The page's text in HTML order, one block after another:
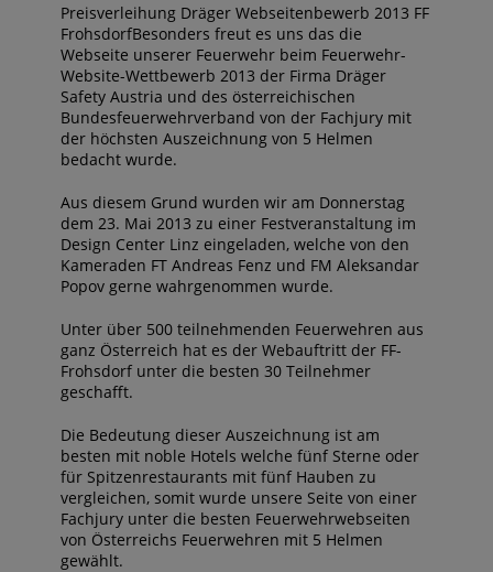
Preisverleihung Dräger Webseitenbewerb 2013 FF
FrohsdorfBesonders freut es uns das die
Webseite unserer Feuerwehr beim Feuerwehr-
Website-Wettbewerb 2013 der Firma Dräger
Safety Austria und des österreichischen
Bundesfeuerwehrverband von der Fachjury mit
der höchsten Auszeichnung von 5 Helmen
bedacht wurde.
Aus diesem Grund wurden wir am Donnerstag
dem 23. Mai 2013 zu einer Festveranstaltung im
Design Center Linz eingeladen, welche von den
Kameraden FT Andreas Fenz und FM Aleksandar
Popov gerne wahrgenommen wurde.
Unter über 500 teilnehmenden Feuerwehren aus
ganz Österreich hat es der Webauftritt der FF-
Frohsdorf unter die besten 30 Teilnehmer
geschafft.
Die Bedeutung dieser Auszeichnung ist am
besten mit noble Hotels welche fünf Sterne oder
für Spitzenrestaurants mit fünf Hauben zu
vergleichen, somit wurde unsere Seite von einer
Fachjury unter die besten Feuerwehrwebseiten
von Österreichs Feuerwehren mit 5 Helmen
gewählt.